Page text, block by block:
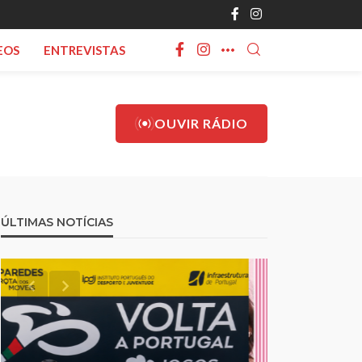
ENTREVISTAS
OUVIR RÁDIO
ÚLTIMAS NOTÍCIAS